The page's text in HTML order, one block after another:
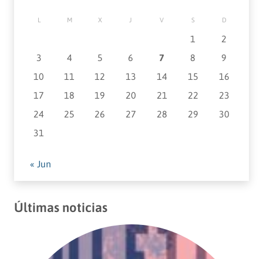
L M X J V S D
1
2
3
4 5 6 7 8
9
10
11 12 13 14 15
16
17
18 19 20 21 22
23
24
25 26 27 28 29
30
31
« Jun
Últimas noticias